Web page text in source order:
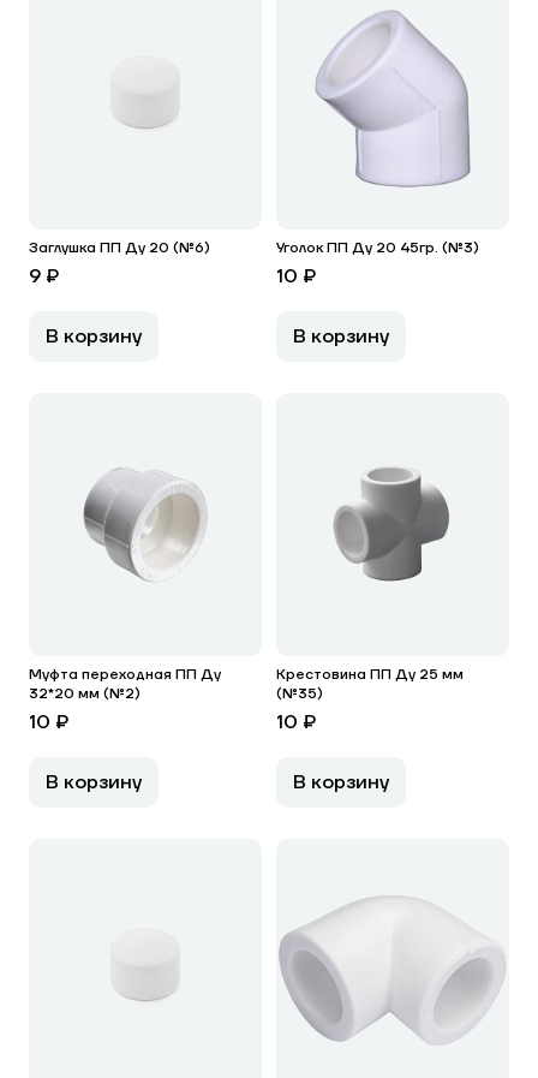
Заглушка ПП Ду 20 (№6)
9 ₽
В корзину
Уголок ПП Ду 20 45гр. (№3)
10 ₽
В корзину
Муфта переходная ПП Ду
32*20 мм (№2)
10 ₽
В корзину
Крестовина ПП Ду 25 мм
(№35)
10 ₽
В корзину